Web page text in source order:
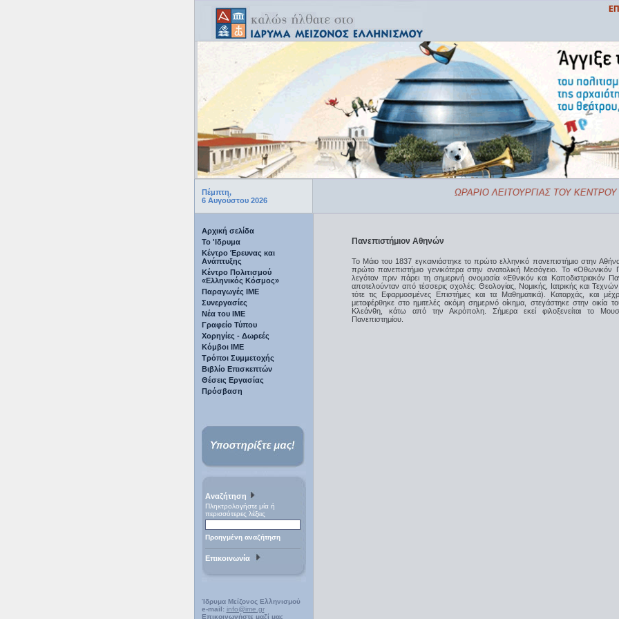
Πέμπτη,
6 Αυγούστου 2026
ΩΡΑΡΙΟ ΛΕΙΤΟΥΡΓΙΑΣ ΤΟΥ ΚΕΝΤΡΟΥ
Αρχική σελίδα
Το 'Ιδρυμα
Κέντρο Έρευνας και
Ανάπτυξης
Κέντρο Πολιτισμού
«Ελληνικός Κόσμος»
Παραγωγές IME
Συνεργασίες
Νέα του ΙΜΕ
Γραφείο Τύπου
Χορηγίες - Δωρεές
Κόμβοι ΙΜΕ
Τρόποι Συμμετοχής
Βιβλίο Επισκεπτών
Θέσεις Εργασίας
Πρόσβαση
Αναζήτηση
Πληκτρολογήστε μία ή
περισσότερες λέξεις
Προηγμένη αναζήτηση
Επικοινωνία
Ίδρυμα Μείζονος Ελληνισμού
e-mail: info@ime.gr
Επικοινωνήστε μαζί μας
Πανεπιστήμιον Αθηνών
Το Μάιο του 1837 εγκαινιάστηκε το πρώτο ελληνικό πανεπιστήμιο στην
πρώτο πανεπιστήμιο γενικότερα στην ανατολική Μεσόγειο. Το «Οθωνικόν
λεγόταν πριν πάρει τη σημερινή ονομασία «Eθνικόν και Καποδιστριακόν
αποτελούνταν από τέσσερις σχολές: Θεολογίας, Νομικής, Ιατρικής και
τότε τις Eφαρμοσμένες Eπιστήμες και τα Mαθηματικά). Καταρχάς, και
μεταφέρθηκε στο ημιτελές ακόμη σημερινό οίκημα, στεγάστηκε στην οικία
Κλεάνθη, κάτω από την Ακρόπολη. Σήμερα εκεί φιλοξενείται το
Πανεπιστημίου.